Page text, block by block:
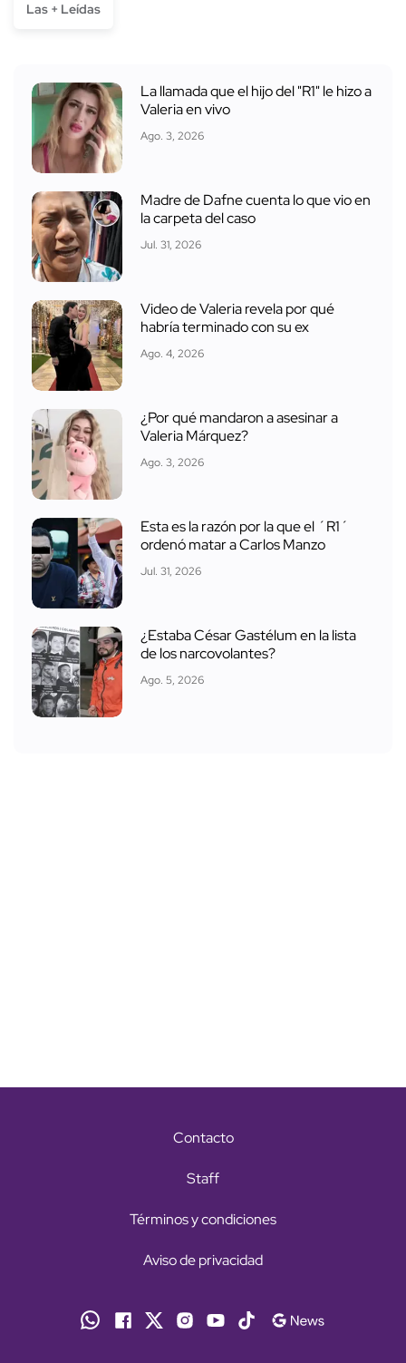
Las + Leídas
La llamada que el hijo del "R1" le hizo a
Valeria en vivo
Ago. 3, 2026
Madre de Dafne cuenta lo que vio en
la carpeta del caso
Jul. 31, 2026
Video de Valeria revela por qué
habría terminado con su ex
Ago. 4, 2026
¿Por qué mandaron a asesinar a
Valeria Márquez?
Ago. 3, 2026
Esta es la razón por la que el ´R1´
ordenó matar a Carlos Manzo
Jul. 31, 2026
¿Estaba César Gastélum en la lista
de los narcovolantes?
Ago. 5, 2026
Contacto
Staff
Términos y condiciones
Aviso de privacidad